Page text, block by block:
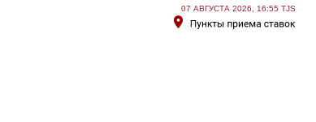
07 АВГУСТА 2026, 16:55 TJS